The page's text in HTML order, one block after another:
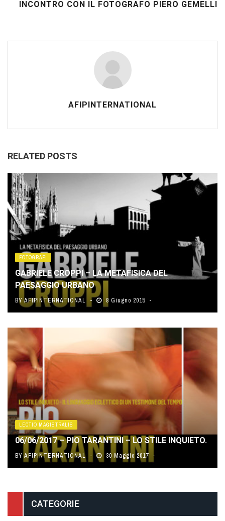
INCONTRO CON IL FOTOGRAFO PIERO GEMELLI
AFIPINTERNATIONAL
RELATED POSTS
FOTOGRAFI
GABRIELE CROPPI – LA METAFISICA DEL
PAESAGGIO URBANO
BY AFIPINTERNATIONAL 8 Giugno 2015
LECTIO MAGISTRALIS
06/06/2017 – PIO TARANTINI – LO STILE INQUIETO.
BY AFIPINTERNATIONAL 30 Maggio 2017
CATEGORIE